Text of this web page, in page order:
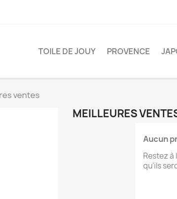
TOILE DE JOUY PROVENCE
ventes
MEILLEURES
Aucun
Restez
qu'ils